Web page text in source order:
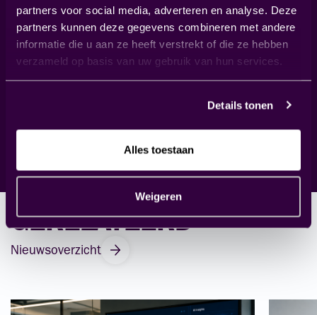
partners voor social media, adverteren en analyse. Deze
partners kunnen deze gegevens combineren met andere
informatie die u aan ze heeft verstrekt of die ze hebben
verzameld op basis van uw gebruik van hun services.
Details tonen
Alles toestaan
Weigeren
Linkedin
Stuur me een berichtje als je meer wilt weten over
de inhoud van dit artikel.
GERELATEERD
Nieuwsoverzicht